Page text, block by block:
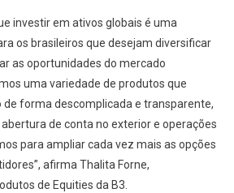
investir em ativos globais é uma
os brasileiros que desejam diversificar
as oportunidades do mercado
uma variedade de produtos que
forma descomplicada e transparente,
de conta no exterior e operações
para ampliar cada vez mais as opções
afirma Thalita Forne,
de Equities da B3.